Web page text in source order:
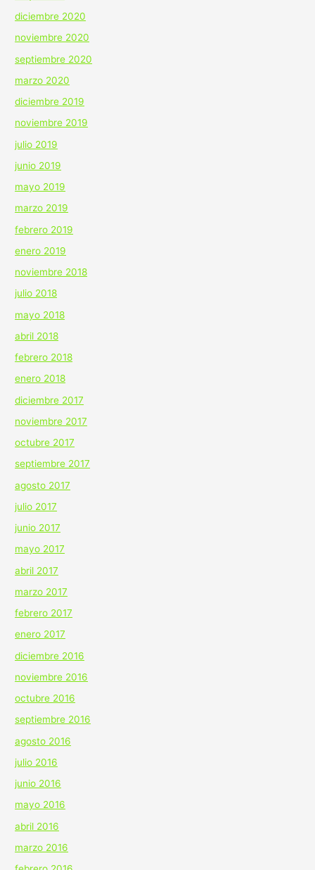
diciembre 2020
noviembre 2020
septiembre 2020
marzo 2020
diciembre 2019
noviembre 2019
julio 2019
junio 2019
mayo 2019
marzo 2019
febrero 2019
enero 2019
noviembre 2018
julio 2018
mayo 2018
abril 2018
febrero 2018
enero 2018
diciembre 2017
noviembre 2017
octubre 2017
septiembre 2017
agosto 2017
julio 2017
junio 2017
mayo 2017
abril 2017
marzo 2017
febrero 2017
enero 2017
diciembre 2016
noviembre 2016
octubre 2016
septiembre 2016
agosto 2016
julio 2016
junio 2016
mayo 2016
abril 2016
marzo 2016